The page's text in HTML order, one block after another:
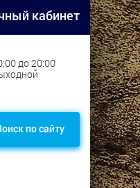
кабинет
до 20:00
по сайту